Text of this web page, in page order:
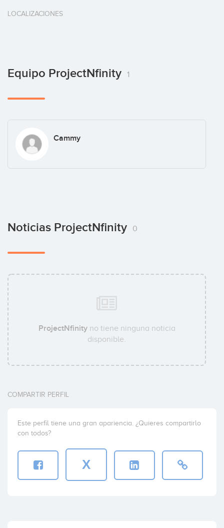
LOCALIZACIONES
Equipo ProjectNfinity 1
Cammy
Noticias ProjectNfinity 0
ProjectNfinityno tiene ninguna noticia
disponible.
COMPARTIR PERFIL
Este perfil tiene una gran apariencia. ¿Quieres compartirlo
con todos?
X